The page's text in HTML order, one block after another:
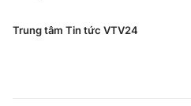
Pháp luậtCông nghệ
Trung tâm Tin tức VTV24